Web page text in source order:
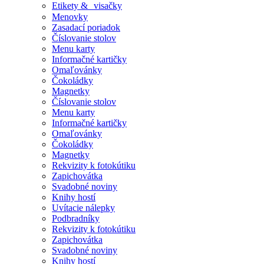
Etikety & visačky
Menovky
Zasadací poriadok
Číslovanie stolov
Menu karty
Informačné kartičky
Omaľovánky
Čokoládky
Magnetky
Číslovanie stolov
Menu karty
Informačné kartičky
Omaľovánky
Čokoládky
Magnetky
Rekvizity k fotokútiku
Zapichovátka
Svadobné noviny
Knihy hostí
Uvítacie nálepky
Podbradníky
Rekvizity k fotokútiku
Zapichovátka
Svadobné noviny
Knihy hostí